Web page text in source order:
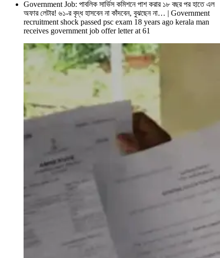
Government Job: পাবলিক সার্ভিস কমিশনে পাশ করার ১৮ বছর পর হাতে এল
অফার লেটার! ৬১-র বৃদ্ধ হাসবেন না কাঁদবেন, বুঝছেন না… | Government
recruitment shock passed psc exam 18 years ago kerala man
receives government job offer letter at 61